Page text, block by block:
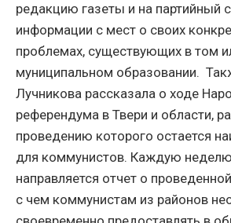
редакцию газеты и на партийный
информации с мест о своих
проблемах, существующих в том
муниципальном образовании.
Лучникова рассказала о ходе
референдума в Твери и области,
проведению которого остается
для коммунистов. Каждую
направляется отчет о
с чем коммунистам из районов